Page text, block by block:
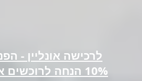
לרכישה אונליין -
10% הנחה לרוכשים אונליין